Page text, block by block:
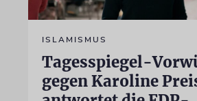
ISLAMISMUS
Tagesspiegel-
gegen Karoline